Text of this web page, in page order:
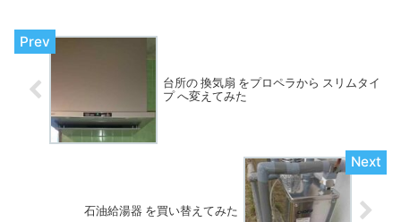
台所の 換気扇 をプロペラから スリムタイ
プ へ変えてみた
石油給湯器 を買い替えてみた